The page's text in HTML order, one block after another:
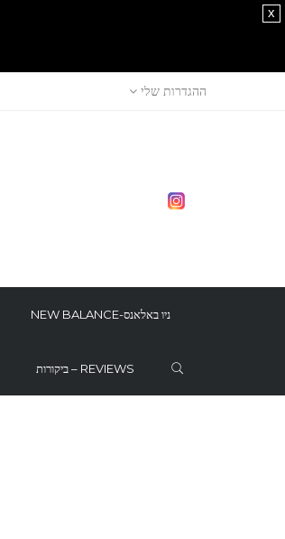
ההגדרות שלי
NEW BALANCE-ניו באלאנס
ביקורות – REVIEWS
x